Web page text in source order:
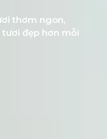
thơm ngon,
đẹp hơn mỗi